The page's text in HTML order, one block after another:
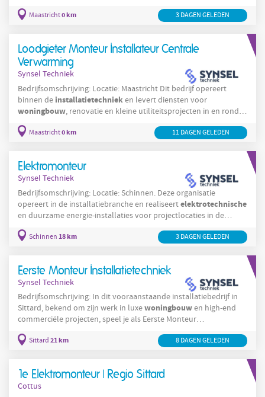
Werk je graag met je handen én je hoofd aan moderne
vandaag nog!
Maastricht0 km 3 DAGEN GELEDEN
Loodgieter Monteur Installateur Centrale
Verwarming
Synsel Techniek
Bedrijfsomschrijving: Locatie: Maastricht Dit bedrijf opereert
binnen de installatietechnieken levert diensten voor
woningbouw, renovatie en kleine utiliteitsprojecten in en rond
Maastricht. De organisatie richt zich op service, onderhoud en
aanleg van verwarmings- en sanitaire
installatiesen werkt veel in
aan vakmanschap,
Maastricht0 km 11 DAGEN GELEDEN
Elektromonteur
Synsel Techniek
Bedrijfsomschrijving: Locatie: Schinnen. Deze organisatie
opereert in de installatiebranche en realiseertelektrotechnische
en duurzame energie-installaties voor projectlocaties in de
projectmatig in en rondom Schinnen en richt zich op montage,
vakmanschap en een gestructureerde werkaanpak
Schinnen 18 km 3 DAGEN GELEDEN
Eerste Monteur Installatietechniek
Synsel Techniek
Bedrijfsomschrijving: In dit vooraanstaande installatiebedrijf in
Sittard, bekend om zijn werk in luxewoningbouwen high-end
commerciële projecten, speel je als Eerste Monteur
Installatietechniek
gespecialiseerd in het leveren van premium installaties,
verwarmingstechnologieën. Je leidt een team dat werkt aan
grote projecten, waarbij
Sittard 21 km 8 DAGEN GELEDEN
1e Elektromonteur | Regio Sittard
Cottus